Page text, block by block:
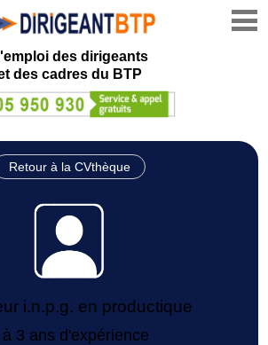
des dirigeants
des cadres du BTP
Retour à la CVthèque
i.n.p.g. en productique
à 3 ans d'expérience